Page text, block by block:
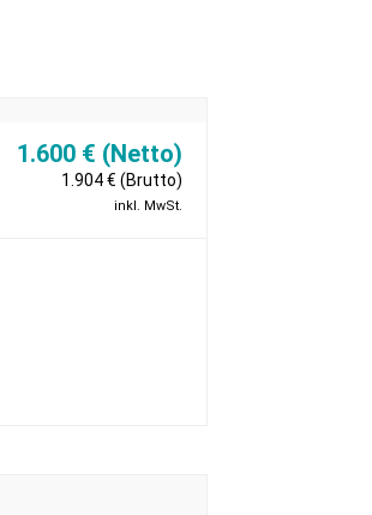
1.600 € (Netto)
1.904 € (Brutto)
inkl. MwSt.